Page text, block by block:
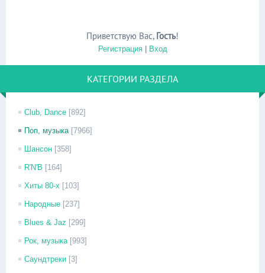
Приветствую Вас, Гость!
Регистрация| Вход
КАТЕГОРИИ РАЗДЕЛА
Club, Dance [892]
Поп, музыка [7966]
Шансон [358]
R'N'B [164]
Хиты 80-х [103]
Народные [237]
Blues & Jaz [299]
Рок, музыка [993]
Саундтреки [3]